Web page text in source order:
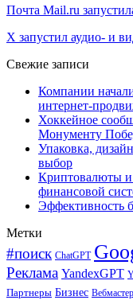
Почта Mail.ru
Х запустил аудио- и
Свежие записи
Компании
интернет-
Хоккейное
Монументу
Упаковка,
выбор
Криптовалюты и
финансовой
Эффективность
Метки
#поиск ChatGPT
Реклама YandexGPT
Партнеры Бизнес